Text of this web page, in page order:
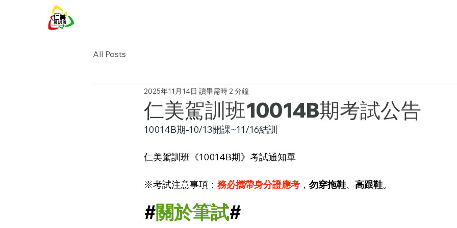
All Posts
仁美駕訓班10014B期考試公告
2025年11月14日 讀畢需時 2 分鐘
10014B期-10/13開課~11/16結訓
仁美駕訓班《10014B期》考試通知單
※考試注意事項： 務必攜帶身分證應考 ， 勿穿拖鞋、 高跟鞋。
#關於筆試#